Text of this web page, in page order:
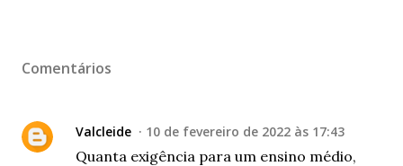
Comentários
Valcleide 10 de fevereiro de 2022 às 17:43
Quanta exigência para um ensino médio,